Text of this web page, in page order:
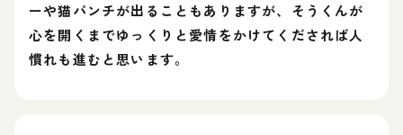
ーや猫パンチが出ることもありますが、そうくんが
心を開くまでゆっくりと愛情をかけてくだされば人
慣れも進むと思います。